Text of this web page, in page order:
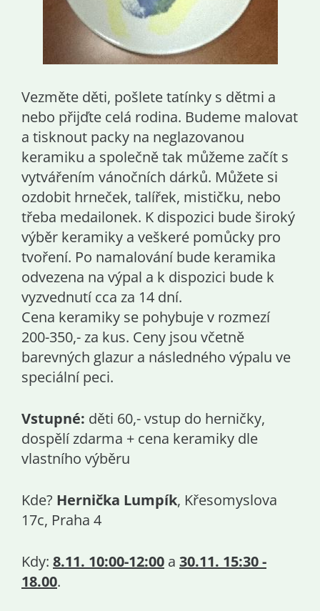
Vezměte děti, pošlete tatínky s dětmi a
nebo přijďte celá rodina. Budeme malovat
a tisknout packy na neglazovanou
keramiku a společně tak můžeme začít s
vytvářením vánočních dárků. Můžete si
ozdobit hrneček, talířek, mističku, nebo
třeba medailonek. K dispozici bude široký
výběr keramiky a veškeré pomůcky pro
tvoření. Po namalování bude keramika
odvezena na výpal a k dispozici bude k
vyzvednutí cca za 14 dní.
Cena keramiky se pohybuje v rozmezí
200-350,- za kus. Ceny jsou včetně
barevných glazur a následného výpalu ve
speciální peci.
Vstupné: děti 60,- vstup do herničky,
dospělí zdarma + cena keramiky dle
vlastního výběru
Kde? Hernička Lumpík, Křesomyslova
17c, Praha 4
Kdy: 8.11. 10:00-12:00 a 30.11. 15:30 -
18.00.